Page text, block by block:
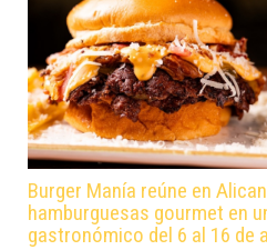
Burger Manía reúne en
hamburguesas gourmet en
gastronómico del 6 al 16 de